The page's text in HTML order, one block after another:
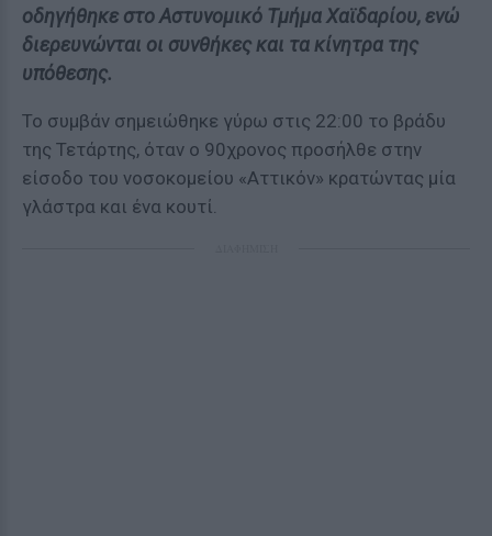
οδηγήθηκε στο Αστυνομικό Τμήμα Χαϊδαρίου, ενώ
διερευνώνται οι συνθήκες και τα κίνητρα της
υπόθεσης.
Το συμβάν σημειώθηκε γύρω στις 22:00 το βράδυ
της Τετάρτης, όταν ο 90χρονος προσήλθε στην
είσοδο του νοσοκομείου «Αττικόν» κρατώντας μία
γλάστρα και ένα κουτί.